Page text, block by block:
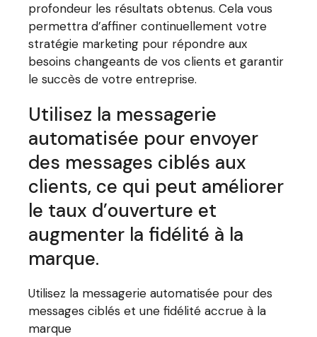
profondeur les résultats obtenus. Cela vous
permettra d’affiner continuellement votre
stratégie marketing pour répondre aux
besoins changeants de vos clients et garantir
le succès de votre entreprise.
Utilisez la messagerie
automatisée pour envoyer
des messages ciblés aux
clients, ce qui peut améliorer
le taux d’ouverture et
augmenter la fidélité à la
marque.
Utilisez la messagerie automatisée pour des
messages ciblés et une fidélité accrue à la
marque